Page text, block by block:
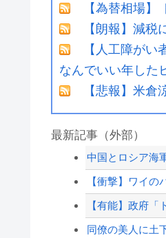
【為替相場
【朗報】減
【人工障が
なんでいい年した
【悲報】米
最新記事（外部）
中国とロシア海
【衝撃】ワイ
【有能】政府
同僚の美人に土